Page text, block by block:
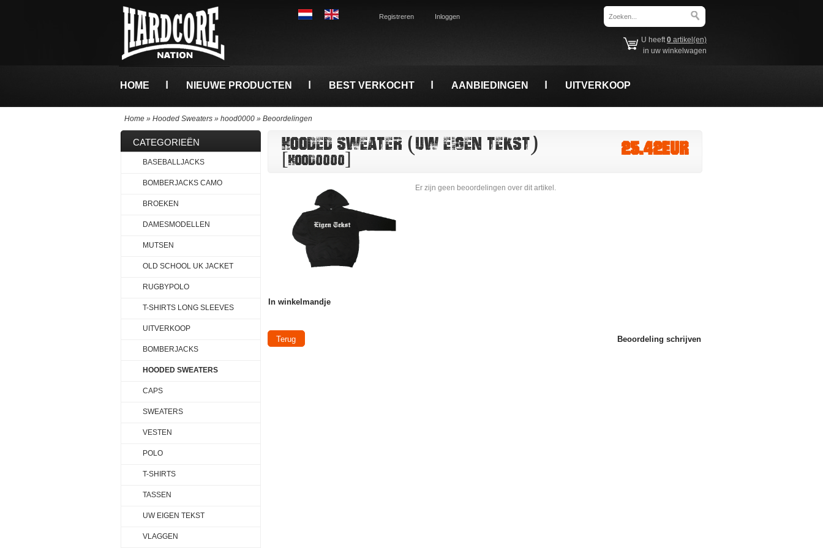
Registreren Inloggen
U heeft0 artikel(en)
in uw winkelwagen
HOME NIEUWE PRODUCTEN BEST VERKOCHT AANBIEDINGEN UITVERKOOP
Home » Hooded Sweaters » hood0000 » Beoordelingen
HOODED SWEATER (UW EIGEN TEKST)
[HOOD0000]
25.42EUR
In winkelmandje
Er zijn geen beoordelingen over dit artikel.
Terug Beoordeling schrijven
CATEGORIEËN
BASEBALLJACKS
BOMBERJACKS CAMO
BROEKEN
DAMESMODELLEN
MUTSEN
OLD SCHOOL UK JACKET
RUGBYPOLO
T-SHIRTS LONG SLEEVES
UITVERKOOP
BOMBERJACKS
HOODED SWEATERS
CAPS
SWEATERS
VESTEN
POLO
T-SHIRTS
TASSEN
UW EIGEN TEKST
VLAGGEN